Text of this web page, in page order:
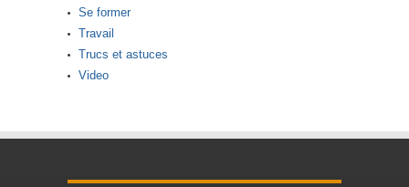
Se former
Travail
Trucs et astuces
Video